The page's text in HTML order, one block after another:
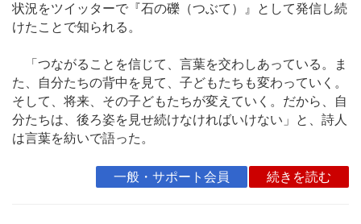
状況をツイッターで『石の礫（つぶて）』として発信し続
けたことで知られる。
「つながることを信じて、言葉を交わしあっている。ま
た、自分たちの背中を見て、子どもたちも変わっていく。
そして、将来、その子どもたちが変えていく。だから、自
分たちは、後ろ姿を見せ続けなければいけない」と、詩人
は言葉を紡いで語った。
一般・サポート会員 続きを読む